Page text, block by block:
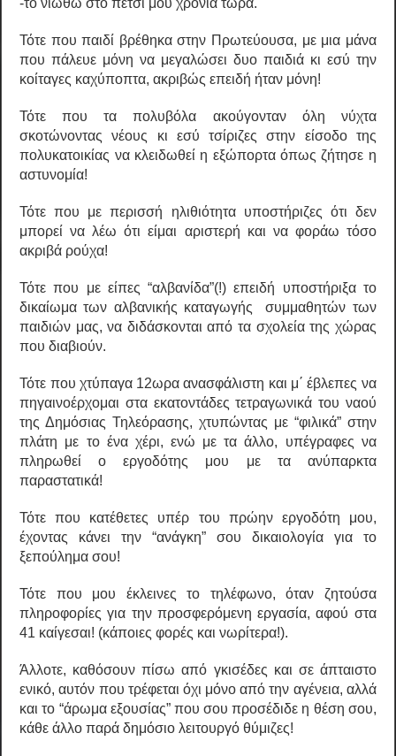
Τότε που παιδί βρέθηκα στην Πρωτεύουσα, με μια μάνα
που πάλευε μόνη να μεγαλώσει δυο παιδιά κι εσύ την
κοίταγες καχύποπτα, ακριβώς επειδή ήταν μόνη!
Τότε που τα πολυβόλα ακούγονταν όλη νύχτα
σκοτώνοντας νέους κι εσύ τσίριζες στην είσοδο της
πολυκατοικίας να κλειδωθεί η εξώπορτα όπως ζήτησε η
αστυνομία!
Τότε που με περισσή ηλιθιότητα υποστήριζες ότι δεν
μπορεί να λέω ότι είμαι αριστερή και να φοράω τόσο
ακριβά ρούχα!
Τότε που με είπες “αλβανίδα”(!) επειδή υποστήριξα το
δικαίωμα των αλβανικής καταγωγής συμμαθητών των
παιδιών μας, να διδάσκονται από τα σχολεία της χώρας
που διαβιούν.
Τότε που χτύπαγα 12ωρα ανασφάλιστη και μ΄ έβλεπες να
πηγαινοέρχομαι στα εκατοντάδες τετραγωνικά του ναού
της Δημόσιας Τηλεόρασης, χτυπώντας με “φιλικά” στην
πλάτη με το ένα χέρι, ενώ με τα άλλο, υπέγραφες να
πληρωθεί ο εργοδότης μου με τα ανύπαρκτα
παραστατικά!
Τότε που κατέθετες υπέρ του πρώην εργοδότη μου,
έχοντας κάνει την “ανάγκη” σου δικαιολογία για το
ξεπούλημα σου!
Τότε που μου έκλεινες το τηλέφωνο, όταν ζητούσα
πληροφορίες για την προσφερόμενη εργασία, αφού στα
41 καίγεσαι! (κάποιες φορές και νωρίτερα!).
Άλλοτε, καθόσουν πίσω από γκισέδες και σε άπταιστο
ενικό, αυτόν που τρέφεται όχι μόνο από την αγένεια, αλλά
και το “άρωμα εξουσίας” που σου προσέδιδε η θέση σου,
κάθε άλλο παρά δημόσιο λειτουργό θύμιζες!